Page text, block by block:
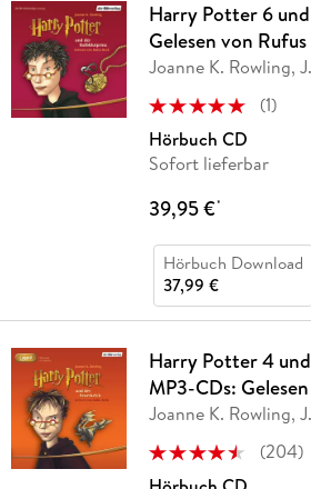
Harry Potter 6
Gelesen von
Joanne K. Rowling,
(1)
Hörbuch CD
Sofort lieferbar
39,95 €*
Hörbuch Download
37,99 €
Harry Potter 4
MP3-CDs:
Joanne K. Rowling,
(204)